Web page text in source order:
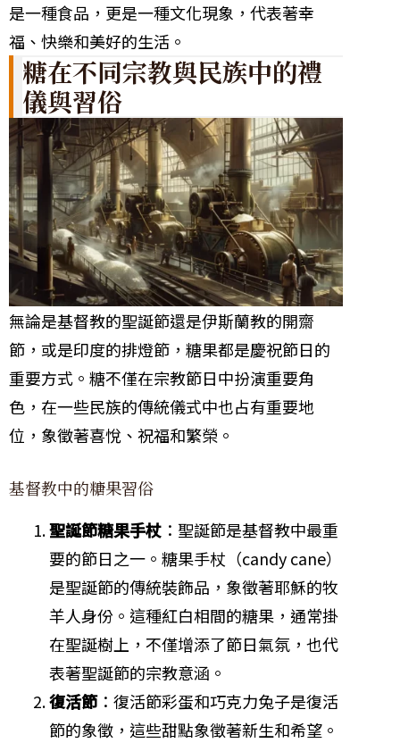
是一種食品，更是一種文化現象，代表著幸
福、快樂和美好的生活。
糖在不同宗教與民族中的禮
儀與習俗
無論是基督教的聖誕節還是伊斯蘭教的開齋
節，或是印度的排燈節，糖果都是慶祝節日的
重要方式。糖不僅在宗教節日中扮演重要角
色，在一些民族的傳統儀式中也占有重要地
位，象徵著喜悅、祝福和繁榮。
基督教中的糖果習俗
聖誕節糖果手杖 ：聖誕節是基督教中最重
要的節日之一。糖果手杖（candy cane）
是聖誕節的傳統裝飾品，象徵著耶穌的牧
羊人身份。這種紅白相間的糖果，通常掛
在聖誕樹上，不僅增添了節日氣氛，也代
表著聖誕節的宗教意涵。
復活節：復活節彩蛋和巧克力兔子是復活
節的象徵，這些甜點象徵著新生和希望。